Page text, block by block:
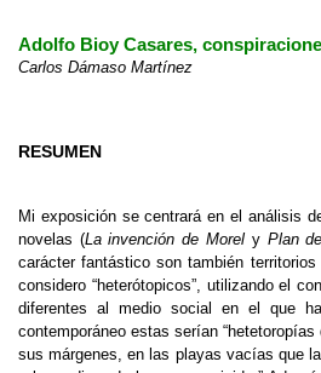
Adolfo Bioy Casares,
Carlos Dámaso Martínez
RESUMEN
Mi exposición se centrará en el análisis
novelas (La invención de Morel yPlan
carácter fantástico son también
considero “heterótopicos”, utilizando el
diferentes al medio social en el que
contemporáneo estas serían
sus márgenes, en las playas vacías que